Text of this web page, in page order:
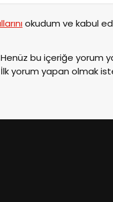
okudum ve kabul
Henüz bu içeriğe yorum
İlk yorum yapan olmak